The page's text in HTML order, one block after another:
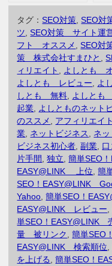
コミ
イ
ク
フ
判
タグ：SEO対策 ,SEO対
ツ ,SEO対策 サイト運
フト オススメ
,SEO対
策 株式会社すまひと
,
ィリエイト
よしとも
よしとも レビュー
よ
しとも 無料
よしとも
起業
よしとものネット
のススメ
アフィリエイト
業 ネットビジネス ネ
ビジネス初心者 ,副業 口
片手間 ,独立 ,簡単SEO
EASY@LINK 上位 ,簡
SEO！EASY@LINK
Yahoo ,簡単SEO！
EASY@LINK レビュー
単SEO！EASY@LINK
量 被リンク
,簡単SEO
EASY@LINK 検索順位
を上げる
,簡単SEO！